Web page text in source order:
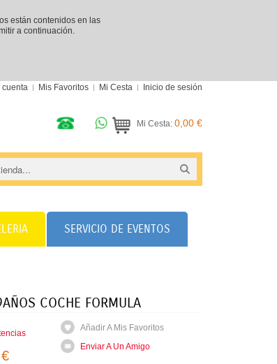
están contenidos en las
a continuación.
cuenta Mis Favoritos Mi Cesta Inicio de sesión
Mi Cesta: 0,00 €
SERVICIO DE EVENTOS
COCHE FORMULA
Añadir A Mis Favoritos
Enviar A Un Amigo